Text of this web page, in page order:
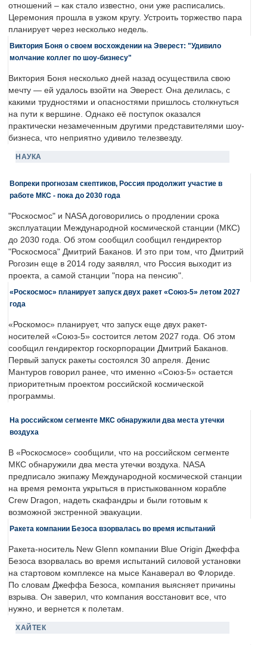
отношений – как стало известно, они уже расписались.
Церемония прошла в узком кругу. Устроить торжество пара
планирует через несколько недель.
Виктория Боня о своем восхождении на Эверест: "Удивило
молчание коллег по шоу-бизнесу"
Виктория Боня несколько дней назад осуществила свою
мечту — ей удалось взойти на Эверест. Она делилась, с
какими трудностями и опасностями пришлось столкнуться
на пути к вершине. Однако её поступок оказался
практически незамеченным другими представителями шоу-
бизнеса, что неприятно удивило телезвезду.
НАУКА
Вопреки прогнозам скептиков, Россия продолжит участие в
работе МКС - пока до 2030 года
"Роскосмос" и NASA договорились о продлении срока
эксплуатации Международной космической станции (МКС)
до 2030 года. Об этом сообщил сообщил гендиректор
"Роскосмоса" Дмитрий Баканов. И это при том, что Дмитрий
Рогозин еще в 2014 году заявлял, что Россия выходит из
проекта, а самой станции "пора на пенсию".
«Роскосмос» планирует запуск двух ракет «Союз-5» летом 2027
года
«Роскомос» планирует, что запуск еще двух ракет-
носителей «Союз-5» состоится летом 2027 года. Об этом
сообщил гендиректор госкорпорации Дмитрий Баканов.
Первый запуск ракеты состоялся 30 апреля. Денис
Мантуров говорил ранее, что именно «Союз-5» остается
приоритетным проектом российской космической
программы.
На российском сегменте МКС обнаружили два места утечки
воздуха
В «Роскосмосе» сообщили, что на российском сегменте
МКС обнаружили два места утечки воздуха. NASA
предписало экипажу Международной космической станции
на время ремонта укрыться в пристыкованном корабле
Crew Dragon, надеть скафандры и были готовым к
возможной экстренной эвакуации.
Ракета компании Безоса взорвалась во время испытаний
Ракета-носитель New Glenn компании Blue Origin Джеффа
Безоса взорвалась во время испытаний силовой установки
на стартовом комплексе на мысе Канаверал во Флориде.
По словам Джеффа Безоса, компания выясняет причины
взрыва. Он заверил, что компания восстановит все, что
нужно, и вернется к полетам.
ХАЙТЕК